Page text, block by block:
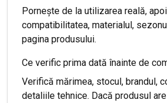
Pornește de la utilizarea reală,
compatibilitatea, materialul,
pagina produsului.
Ce verific prima dată înainte de
Verifică mărimea, stocul, brandul,
detaliile tehnice. Dacă produsul